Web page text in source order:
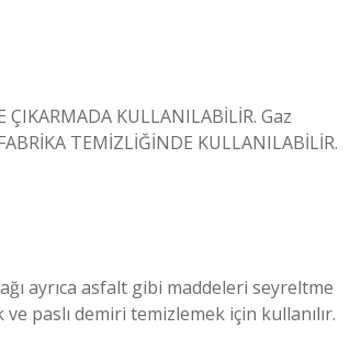
ÇIKARMADA KULLANILABİLİR. Gaz
TEMİZLİĞİNDE KULLANILABİLİR.
ayrıca asfalt gibi maddeleri seyreltme
paslı demiri temizlemek için kullanılır.